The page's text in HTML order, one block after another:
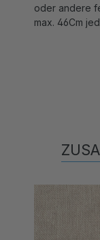
max. 46Cm